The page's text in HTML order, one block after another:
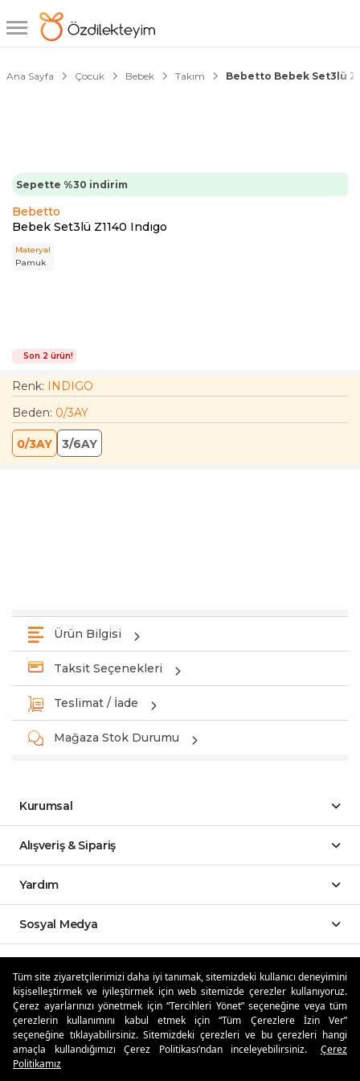
Tüm site ziyaretçilerimizi daha iyi tanımak, sitemizdeki kullanıcı deneyimini
kişiselleştirmek ve iyileştirmek için web sitemizde çerezler kullanıyoruz.
Çerez ayarlarınızı yönetmek için “Tercihleri Yönet” seçeneğine veya tüm
çerezlerin kullanımını kabul etmek için “Tüm Çerezlere İzin Ver”
seçeneğine tıklayabilirsiniz. Sitemizdeki çerezleri ve bu çerezleri hangi
amaçla kullandığımızı Çerez Politikası’ndan inceleyebilirsiniz.
Çerez
Politikamız
Ana Sayfa Çocuk Bebek Takım Bebetto Bebek Set3lü
Sepette %30 indirim
Bebetto
Bebek Set3lü Z1140 Indıgo
Materyal
Pamuk
1/2
Son 2 ürün!
Renk: INDIGO
Beden: 0/3AY
0/3AY 3/6AY
Ürün Bilgisi
Taksit Seçenekleri
Teslimat / İade
Mağaza Stok Durumu
Kurumsal
Alışveriş & Sipariş
Yardım
Sosyal Medya
Özdilekteyim'de Taksit Avantajları
Güvenli Alışveriş